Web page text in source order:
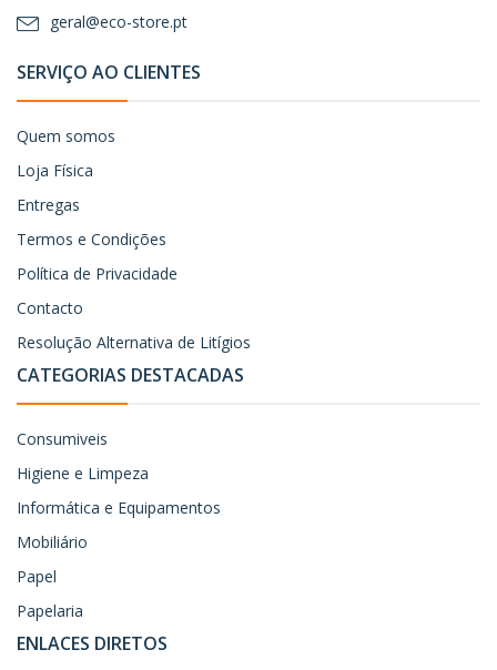
geral@eco-store.pt
SERVIÇO AO CLIENTES
Quem somos
Loja Física
Entregas
Termos e Condições
Política de Privacidade
Contacto
Resolução Alternativa de Litígios
CATEGORIAS DESTACADAS
Consumiveis
Higiene e Limpeza
Informática e Equipamentos
Mobiliário
Papel
Papelaria
ENLACES DIRETOS